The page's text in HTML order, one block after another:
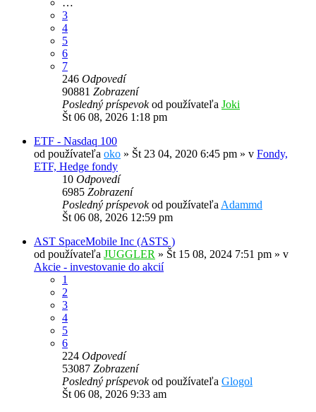
…
3
4
5
6
7
246 Odpovedí
90881 Zobrazení
Posledný príspevokod používateľa Joki
Št 06 08, 2026 1:18 pm
ETF - Nasdaq 100
od používateľa oko » Št 23 04, 2020 6:45 pm » v Fondy,
ETF, Hedge fondy
10 Odpovedí
6985 Zobrazení
Posledný príspevokod používateľaAdammd
Št 06 08, 2026 12:59 pm
AST SpaceMobile Inc (ASTS )
od používateľa JUGGLER » Št 15 08, 2024 7:51 pm » v
Akcie - investovanie do akcií
1
2
3
4
5
6
224 Odpovedí
53087 Zobrazení
Posledný príspevokod používateľa Glogol
Št 06 08, 2026 9:33 am